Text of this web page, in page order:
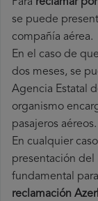
Para reclamar
se puede
compañía aérea.
En el caso de
dos meses, se
Agencia Estatal
organismo
pasajeros aéreos.
En cualquier
presentación del
fundamental
reclamación